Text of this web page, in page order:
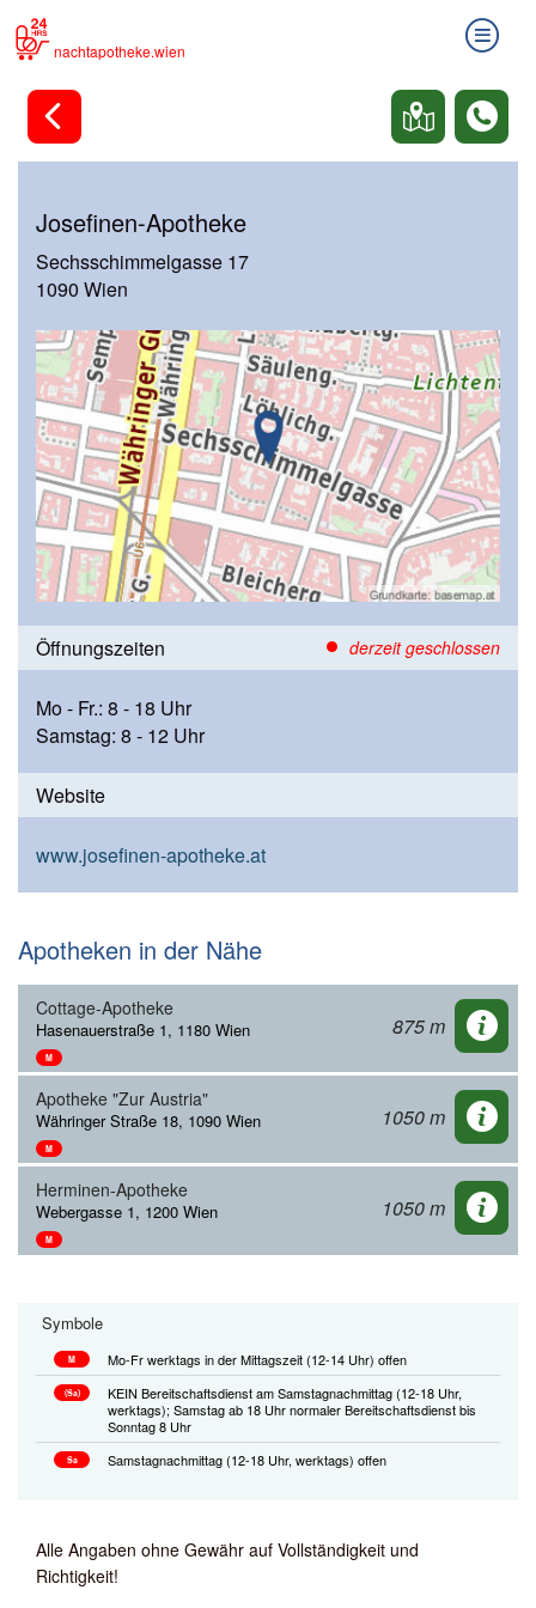
nachtapotheke.wien
Josefinen-Apotheke
Sechsschimmelgasse 17
1090 Wien
Öffnungszeiten derzeit geschlossen
Mo - Fr.: 8 - 18 Uhr
Samstag: 8 - 12 Uhr
Website
www.josefinen-apotheke.at
Apotheken in der Nähe
Cottage-Apotheke
Hasenauerstraße 1, 1180 Wien
M
875 m
Apotheke "Zur Austria"
Währinger Straße 18, 1090 Wien
M
1050 m
Herminen-Apotheke
Webergasse 1, 1200 Wien
M
1050 m
Symbole
M Mo-Fr werktags in der Mittagszeit (12-14 Uhr) offen
(Sa)
KEIN Bereitschaftsdienst am Samstagnachmittag (12-18 Uhr,
werktags); Samstag ab 18 Uhr normaler Bereitschaftsdienst bis
Sonntag 8 Uhr
Sa Samstagnachmittag (12-18 Uhr, werktags) offen
Alle Angaben ohne Gewähr auf Vollständigkeit und
Richtigkeit!